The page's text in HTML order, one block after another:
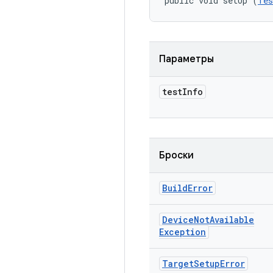
Параметры
testInfo
Броски
BuildError
DeviceNotAvailable
Exception
TargetSetupError